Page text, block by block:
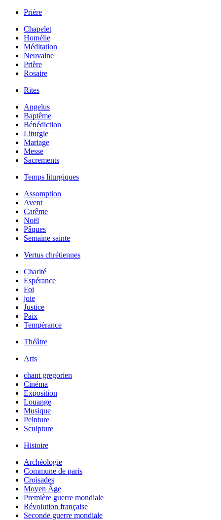
Prière
Chapelet
Homélie
Méditation
Neuvaine
Prière
Rosaire
Rites
Angelus
Baptême
Bénédiction
Liturgie
Mariage
Messe
Sacrements
Temps liturgiques
Assomption
Avent
Carême
Noël
Pâques
Semaine sainte
Vertus chrétiennes
Charité
Espérance
Foi
joie
Justice
Paix
Tempérance
Théâtre
Arts
chant gregorien
Cinéma
Exposition
Louange
Musique
Peinture
Sculpture
Histoire
Archéologie
Commune de paris
Croisades
Moyen Âge
Première guerre mondiale
Révolution française
Seconde guerre mondiale